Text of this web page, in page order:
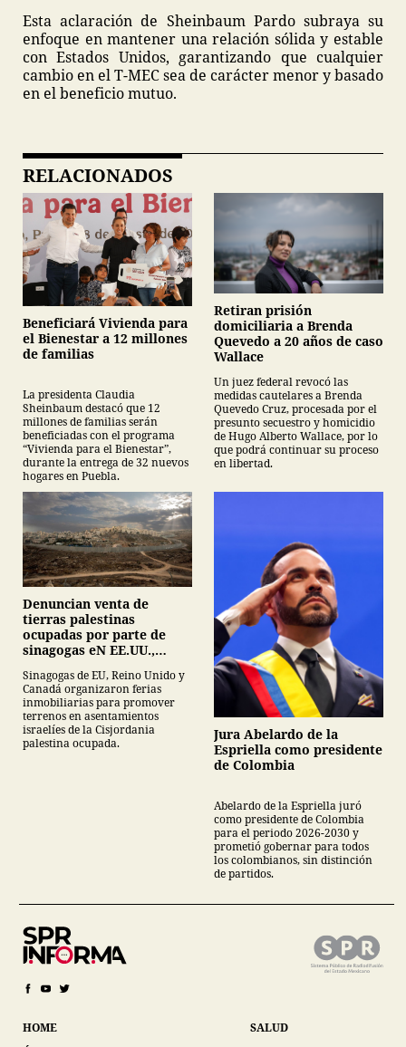
Esta aclaración de Sheinbaum Pardo subraya su
enfoque en mantener una relación sólida y estable
con Estados Unidos, garantizando que cualquier
cambio en el T-MEC sea de carácter menor y basado
en el beneficio mutuo.
RELACIONADOS
Beneficiará Vivienda para
el Bienestar a 12 millones
de familias
La presidenta Claudia
Sheinbaum destacó que 12
millones de familias serán
beneficiadas con el programa
“Vivienda para el Bienestar”,
durante la entrega de 32 nuevos
hogares en Puebla.
Retiran prisión
domiciliaria a Brenda
Quevedo a 20 años de caso
Wallace
Un juez federal revocó las
medidas cautelares a Brenda
Quevedo Cruz, procesada por el
presunto secuestro y homicidio
de Hugo Alberto Wallace, por lo
que podrá continuar su proceso
en libertad.
Denuncian venta de
tierras palestinas
ocupadas por parte de
sinagogas eN EE.UU.,
Sinagogas de EU, Reino Unido y
Canadá organizaron ferias
inmobiliarias para promover
terrenos en asentamientos
israelíes de la Cisjordania
palestina ocupada.
Jura Abelardo de la
Espriella como presidente
de Colombia
Abelardo de la Espriella juró
como presidente de Colombia
para el periodo 2026-2030 y
prometió gobernar para todos
los colombianos, sin distinción
de partidos.
HOME
SALUD